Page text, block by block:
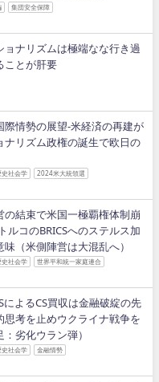
集団安全保障
ョナリズムは極端なな行き過
ことが肝要
際情勢の展望−米経済の再建が
ナリズム政権の誕生で欧日の
史社会学 2024米大統領選
結束で米国一極覇権体制崩
ルコのBRICSへのステルス加
（米側陣営は大混乱へ）
史社会学 世界平和統一家庭連合
よるCS買収は金融破綻の先
考を止めウクライナ戦争を
劣化ウラン弾）
史社会学 金融情勢